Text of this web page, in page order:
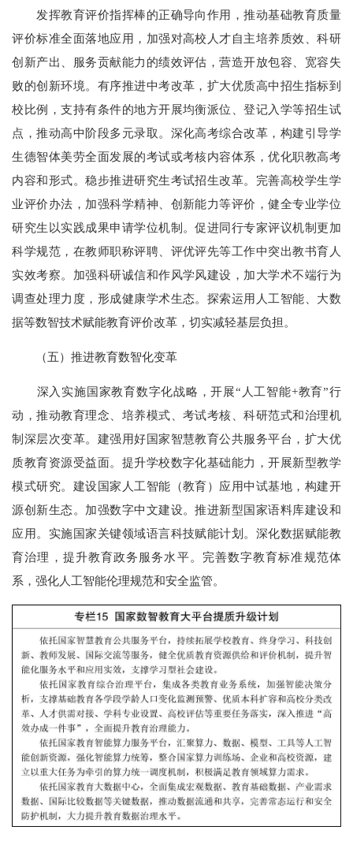
发挥教育评价指挥棒的正确导向作用，推动基础教育质量
评价标准全面落地应用，加强对高校人才自主培养质效、科研
创新产出、服务贡献能力的绩效评估，营造开放包容、宽容失
败的创新环境。有序推进中考改革，扩大优质高中招生指标到
校比例，支持有条件的地方开展均衡派位、登记入学等招生试
点，推动高中阶段多元录取。深化高考综合改革，构建引导学
生德智体美劳全面发展的考试或考核内容体系，优化职教高考
内容和形式。稳步推进研究生考试招生改革。完善高校学生学
业评价办法，加强科学精神、创新能力等评价，健全专业学位
研究生以实践成果申请学位机制。促进同行专家评议机制更加
科学规范，在教师职称评聘、评优评先等工作中突出教书育人
实效考察。加强科研诚信和作风学风建设，加大学术不端行为
调查处理力度，形成健康学术生态。探索运用人工智能、大数
据等数智技术赋能教育评价改革，切实减轻基层负担。
（五）推进教育数智化变革
深入实施国家教育数字化战略，开展“人工智能+教育”行
动，推动教育理念、培养模式、考试考核、科研范式和治理机
制深层次变革。建强用好国家智慧教育公共服务平台，扩大优
质教育资源受益面。提升学校数字化基础能力，开展新型教学
模式研究。建设国家人工智能（教育）应用中试基地，构建开
源创新生态。加强数字中文建设。推进新型国家语料库建设和
应用。实施国家关键领域语言科技赋能计划。深化数据赋能教
育治理，提升教育政务服务水平。完善数字教育标准规范体
系，强化人工智能伦理规范和安全监管。